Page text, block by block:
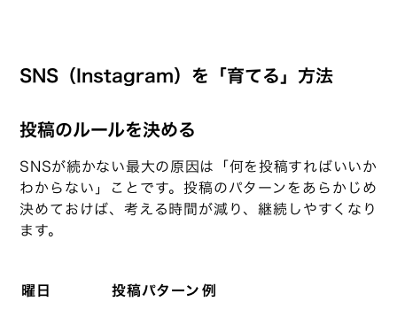
SNS（Instagram）を「育てる」方法
投稿のルールを決める
SNSが続かない最大の原因は「何を投稿すればいいか
わからない」ことです。投稿のパターンをあらかじめ
決めておけば、考える時間が減り、継続しやすくなり
ます。
曜日 投稿パターン例